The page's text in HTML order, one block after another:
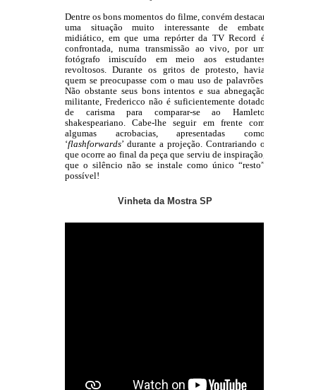
Dentre os bons momentos do filme, convém destacar
uma situação muito interessante de embate
midiático, em que uma repórter da TV Record é
confrontada, numa transmissão ao vivo, por um
fotógrafo imiscuído em meio aos estudantes
revoltosos. Durante os gritos de protesto, havia
quem se preocupasse com o mau uso de palavrões.
Não obstante seus bons intentos e sua abnegação
militante, Fredericco não é suficientemente dotado
de carisma para comparar-se ao Hamleto
shakespeariano. Cabe-lhe seguir em frente com
algumas acrobacias, apresentadas como
‘flashforwards’ durante a projeção. Contrariando o
que ocorre ao final da peça que serviu de inspiração,
que o silêncio não se instale como único “resto”
possível!
Vinheta da Mostra SP